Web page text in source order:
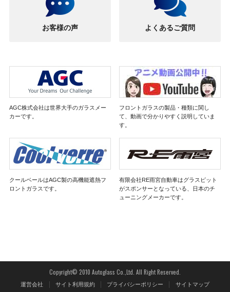
お客様の声 よくあるご質問
AGC株式会社は世界大手のガラスメー
カーです。
フロントガラスの製品・種類に関し
て、動画で分かりやすく説明していま
す。
クールベールはAGC製の高機能遮熱フ
ロントガラスです。
有限会社RE雨宮自動車はグラスピット
がスポンサーとなっている、日本のチ
ューニングメーカーです。
Copyright© 2010 Autoglass Co.,Ltd. All Right Reserved.
運営会社 サイト利用規約 プライバシーポリシー サイトマップ